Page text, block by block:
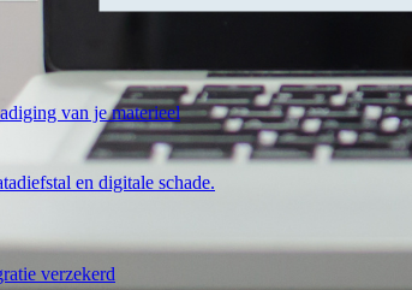
van je materieel
en digitale schade.
verzekerd